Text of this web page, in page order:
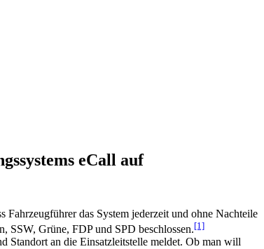
eCall auf
das System jederzeit und ohne Nachteile
SSW, Grüne, FDP und SPD beschlossen.[1]
Standort an die Einsatzleitstelle meldet. Ob man will